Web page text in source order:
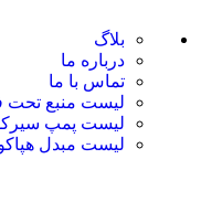
بلاگ
درباره ما
تماس با ما
لیست منبع تحت
لیست پمپ
لیست مبدل